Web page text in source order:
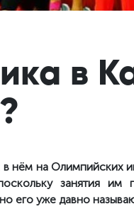
в
нём на Олимпийских
занятия
его уже давно